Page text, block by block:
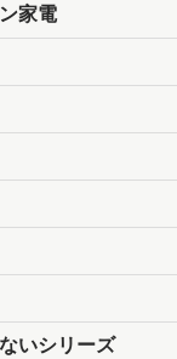
家電
いシリーズ